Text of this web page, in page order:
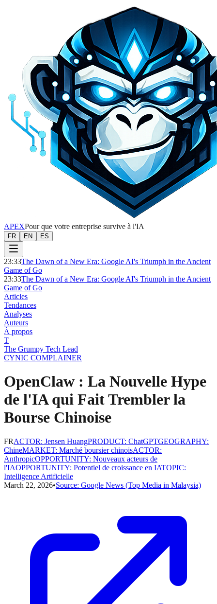
APEXPour que votre entreprise survive à l'IA
FR EN ES
23:33The Dawn of a New Era: Google AI's Triumph in the Ancient
Game of Go
23:33The Dawn of a New Era: Google AI's Triumph in the Ancient
Game of Go
Articles
Tendances
Analyses
Auteurs
À propos
T
The Grumpy Tech Lead
CYNIC COMPLAINER
OpenClaw : La Nouvelle Hype
de l'IA qui Fait Trembler la
Bourse Chinoise
FRACTOR: Jensen HuangPRODUCT: ChatGPTGEOGRAPHY:
ChineMARKET: Marché boursier chinoisACTOR:
AnthropicOPPORTUNITY: Nouveaux acteurs de
l'IAOPPORTUNITY: Potentiel de croissance en IATOPIC:
Intelligence Artificielle
March 22, 2026•Source: Google News (Top Media in Malaysia)